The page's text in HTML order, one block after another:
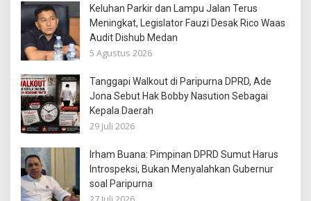
Keluhan Parkir dan Lampu Jalan Terus
Meningkat, Legislator Fauzi Desak Rico Waas
Audit Dishub Medan
5 Agustus 2026
Tanggapi Walkout di Paripurna DPRD, Ade
Jona Sebut Hak Bobby Nasution Sebagai
Kepala Daerah
29 Juli 2026
Irham Buana: Pimpinan DPRD Sumut Harus
Introspeksi, Bukan Menyalahkan Gubernur
soal Paripurna